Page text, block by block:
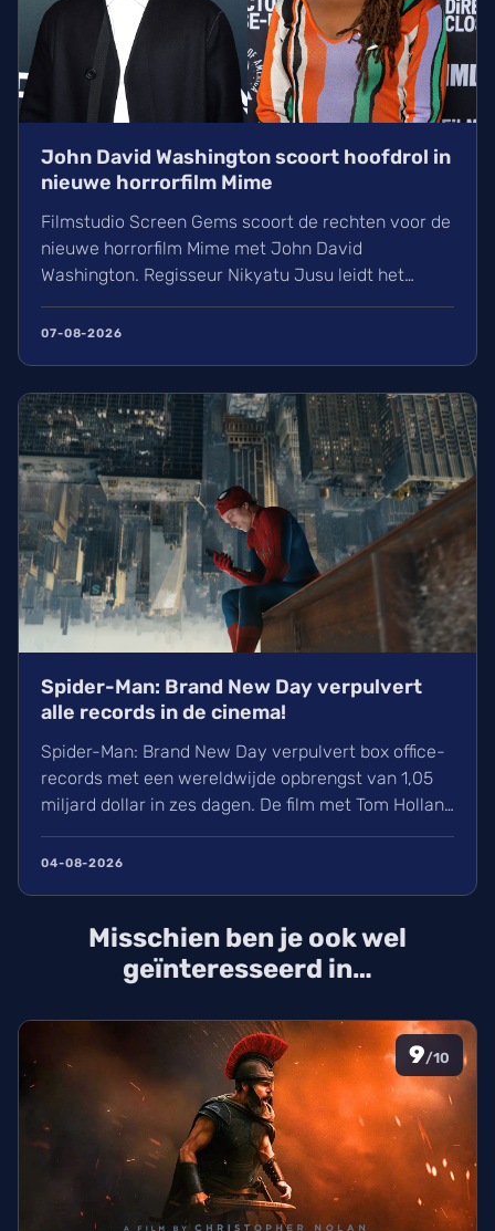
John David Washington scoort hoofdrol in
nieuwe horrorfilm Mime
Filmstudio Screen Gems scoort de rechten voor de
nieuwe horrorfilm Mime met John David
Washington. Regisseur Nikyatu Jusu leidt het
bovennatuurlijke project. Ontdek ook het laatste
nieuws over streamingtoppers zoals Hit Man en
Thursday Murder Club.
07-08-2026
Spider-Man: Brand New Day verpulvert
alle records in de cinema!
Spider-Man: Brand New Day verpulvert box office-
records met een wereldwijde opbrengst van 1,05
miljard dollar in zes dagen. De film met Tom Holland
Endgame in. Volgens hollywoodreporter.com
IMAX-release.
04-08-2026
Misschien ben je ook wel
geïnteresseerd in…
9/10